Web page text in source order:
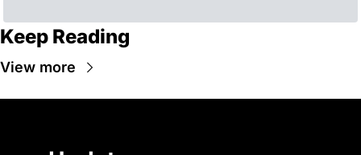
Keep Reading
View more